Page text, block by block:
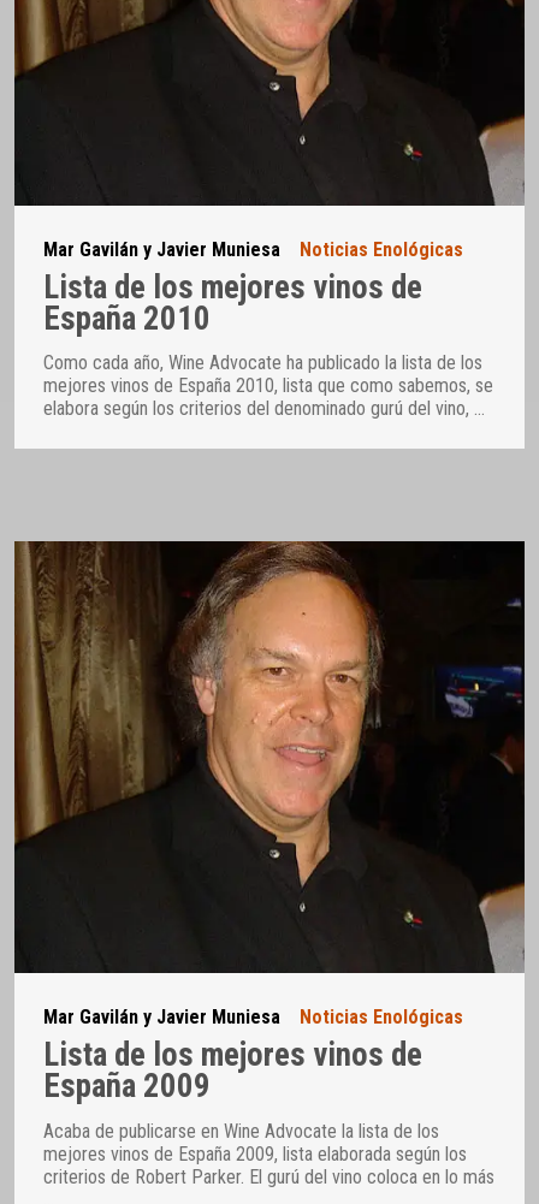
Mar Gavilán y Javier Muniesa Noticias Enológicas
Lista de los mejores vinos de
España 2010
Como cada año, Wine Advocate ha publicado la lista de los
mejores vinos de España 2010, lista que como sabemos, se
elabora según los criterios del denominado gurú del vino, …
Mar Gavilán y Javier Muniesa Noticias Enológicas
Lista de los mejores vinos de
España 2009
Acaba de publicarse en Wine Advocate la lista de los
mejores vinos de España 2009, lista elaborada según los
criterios de Robert Parker. El gurú del vino coloca en lo más